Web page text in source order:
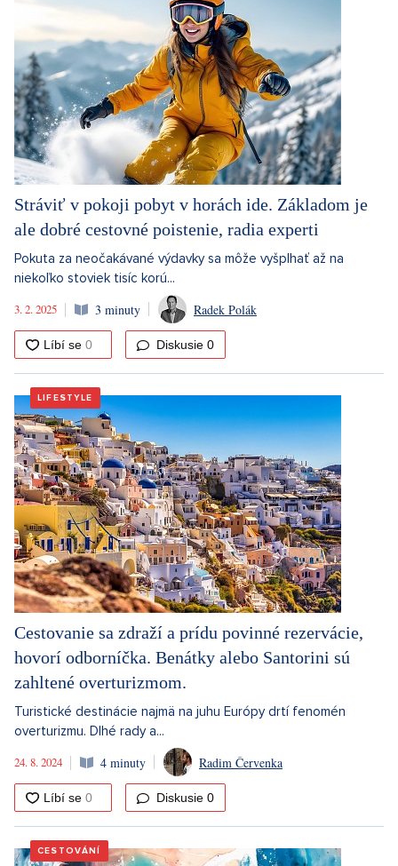
Stráviť v pokoji pobyt v horách ide. Základom je
ale dobré cestovné poistenie, radia experti
Pokuta za neočakávané výdavky sa môže vyšplhať až na
niekoľko stoviek tisíc korú...
3. 2. 2025
3 minuty Radek Polák
Diskusie 0
LIFESTYLE
Cestovanie sa zdraží a prídu povinné rezervácie,
hovorí odborníčka. Benátky alebo Santorini sú
zahltené overturizmom.
Turistické destinácie najmä na juhu Európy drtí fenomén
overturizmu. Dlhé rady a...
24. 8. 2024
4 minuty Radim Červenka
Diskusie 0
CESTOVÁNÍ